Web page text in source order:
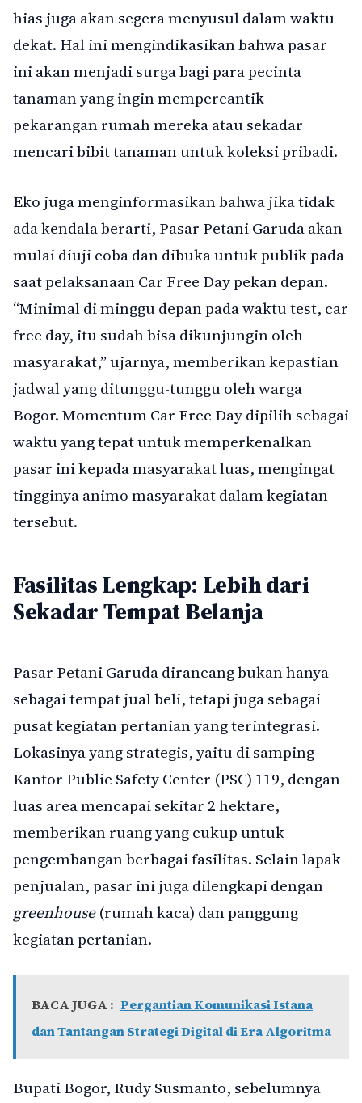
hias juga akan segera menyusul dalam waktu
dekat. Hal ini mengindikasikan bahwa pasar
ini akan menjadi surga bagi para pecinta
tanaman yang ingin mempercantik
pekarangan rumah mereka atau sekadar
mencari bibit tanaman untuk koleksi pribadi.
Eko juga menginformasikan bahwa jika tidak
ada kendala berarti, Pasar Petani Garuda akan
mulai diuji coba dan dibuka untuk publik pada
saat pelaksanaan Car Free Day pekan depan.
“Minimal di minggu depan pada waktu test, car
free day, itu sudah bisa dikunjungin oleh
masyarakat,” ujarnya, memberikan kepastian
jadwal yang ditunggu-tunggu oleh warga
Bogor. Momentum Car Free Day dipilih sebagai
waktu yang tepat untuk memperkenalkan
pasar ini kepada masyarakat luas, mengingat
tingginya animo masyarakat dalam kegiatan
tersebut.
Fasilitas Lengkap: Lebih dari
Sekadar Tempat Belanja
Pasar Petani Garuda dirancang bukan hanya
sebagai tempat jual beli, tetapi juga sebagai
pusat kegiatan pertanian yang terintegrasi.
Lokasinya yang strategis, yaitu di samping
Kantor Public Safety Center (PSC) 119, dengan
luas area mencapai sekitar 2 hektare,
memberikan ruang yang cukup untuk
pengembangan berbagai fasilitas. Selain lapak
penjualan, pasar ini juga dilengkapi dengan
greenhouse(rumah kaca) dan panggung
kegiatan pertanian.
BACA JUGA : Pergantian Komunikasi Istana
dan Tantangan Strategi Digital di Era Algoritma
Bupati Bogor, Rudy Susmanto, sebelumnya